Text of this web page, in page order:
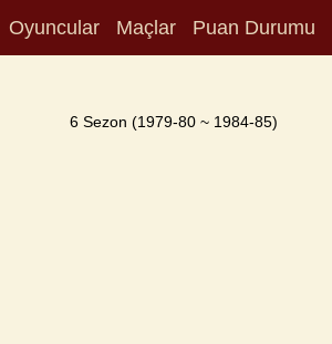
Oyuncular Maçlar Puan Durumu
6 Sezon (1979-80 ~ 1984-85)